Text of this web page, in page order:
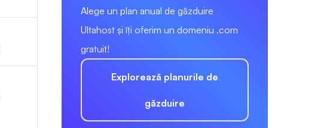
Alege un plan anual de găzduire
Ultahost și îți oferim un domeniu .com
gratuit!
Explorează planurile de
găzduire